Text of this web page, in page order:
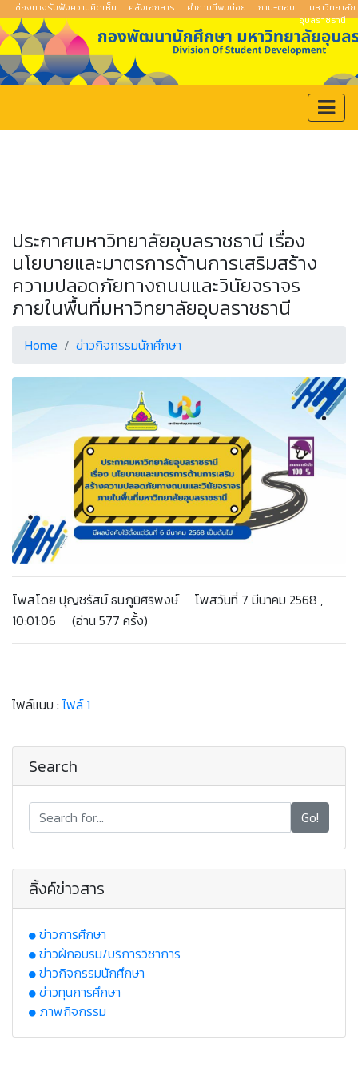
ช่องทางรับฟังความคิดเห็น คลังเอกสาร คำถามที่พบบ่อย ถาม-ตอบ
มหาวิทยาลัย
อุบลราชธานี
ประกาศมหาวิทยาลัยอุบลราชธานี เรื่อง
นโยบายและมาตรการด้านการเสริมสร้าง
ความปลอดภัยทางถนนและวินัยจราจร
ภายในพื้นที่มหาวิทยาลัยอุบลราชธานี
Home ข่าวกิจกรรมนักศึกษา
โพสโดย ปุญชรัสม์ ธนภูมิศิริพงษ์ โพสวันที่ 7 มีนาคม 2568 ,
10:01:06 (อ่าน 577 ครั้ง)
ไฟล์แนบ : ไฟล์ 1
Search
Go!
ลิ้งค์ข่าวสาร
ข่าวการศึกษา
ข่าวฝึกอบรม/บริการวิชาการ
ข่าวกิจกรรมนักศึกษา
ข่าวทุนการศึกษา
ภาพกิจกรรม